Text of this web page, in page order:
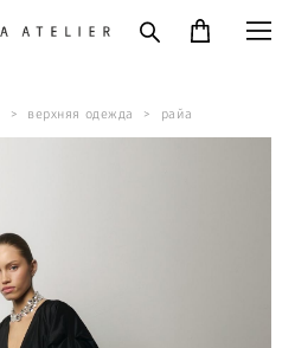
> верхняя одежда > райа